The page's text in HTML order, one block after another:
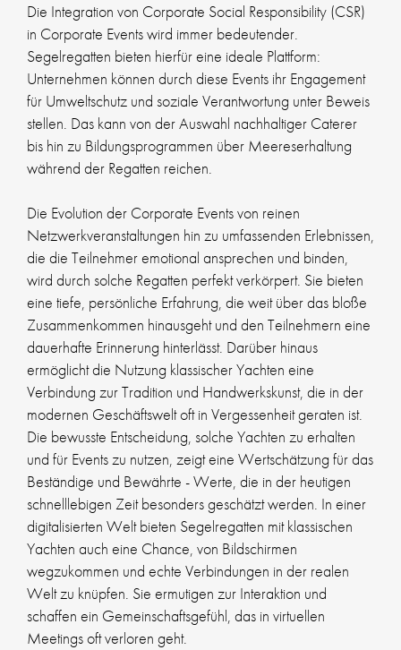
Die Integration von Corporate Social Responsibility (CSR)
in Corporate Events wird immer bedeutender.
Segelregatten bieten hierfür eine ideale Plattform:
Unternehmen können durch diese Events ihr Engagement
für Umweltschutz und soziale Verantwortung unter Beweis
stellen. Das kann von der Auswahl nachhaltiger Caterer
bis hin zu Bildungsprogrammen über Meereserhaltung
während der Regatten reichen.
Die Evolution der Corporate Events von reinen
Netzwerkveranstaltungen hin zu umfassenden Erlebnissen,
die die Teilnehmer emotional ansprechen und binden,
wird durch solche Regatten perfekt verkörpert. Sie bieten
eine tiefe, persönliche Erfahrung, die weit über das bloße
Zusammenkommen hinausgeht und den Teilnehmern eine
dauerhafte Erinnerung hinterlässt. Darüber hinaus
ermöglicht die Nutzung klassischer Yachten eine
Verbindung zur Tradition und Handwerkskunst, die in der
modernen Geschäftswelt oft in Vergessenheit geraten ist.
Die bewusste Entscheidung, solche Yachten zu erhalten
und für Events zu nutzen, zeigt eine Wertschätzung für das
Beständige und Bewährte - Werte, die in der heutigen
schnelllebigen Zeit besonders geschätzt werden. In einer
digitalisierten Welt bieten Segelregatten mit klassischen
Yachten auch eine Chance, von Bildschirmen
wegzukommen und echte Verbindungen in der realen
Welt zu knüpfen. Sie ermutigen zur Interaktion und
schaffen ein Gemeinschaftsgefühl, das in virtuellen
Meetings oft verloren geht.